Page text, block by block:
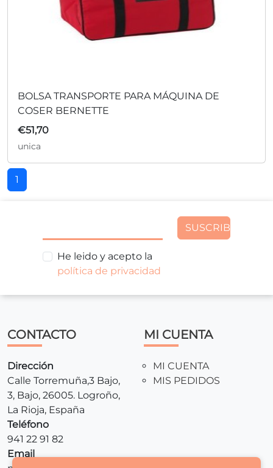
BOLSA TRANSPORTE PARA MÁQUINA DE
COSER BERNETTE
€51,70
unica
1
He leido y acepto la
política de privacidad
SUSCRIBIR
CONTACTO
Dirección
Calle Torremuña,3 Bajo,
3, Bajo, 26005. Logroño,
La Rioja, España
Teléfono
941 22 91 82
Email
MI CUENTA
MI CUENTA
MIS PEDIDOS